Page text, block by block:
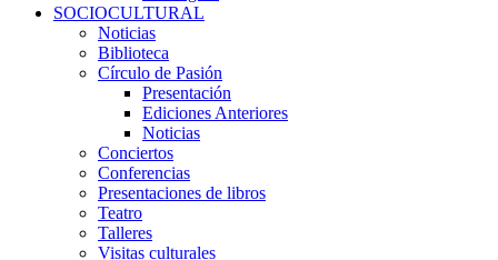
SOCIOCULTURAL
Noticias
Biblioteca
Círculo de Pasión
Presentación
Ediciones Anteriores
Noticias
Conciertos
Conferencias
Presentaciones de libros
Teatro
Talleres
Visitas culturales